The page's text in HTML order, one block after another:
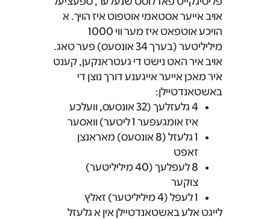
אויב אייער אסטאמי אוטפוט איז הויך. א
הויכע אוטפאט איז מער ווי 1000
מיליליטער (בערך 34 אונסעס) פער טאג.
אויב איר האט נישט די געטראנקען, קענט
איר מאכן אייער אייגענע דורך נוצן די
באשטאנדטיילן:
4 גלעזלעך (32 אונסעס, וועלכע
איז אומגעפער 1 ליטער) וואסער
1 גלעזל (8 אונסעס) מאראנצן
זאפט
8‎ ‏‎לעפלעך (40 מיליליטער)
צוקער
1 לעפל (4 מיליליטער) זאלץ
לייגט אלע באשטאנדטיילן אין א גלעזל